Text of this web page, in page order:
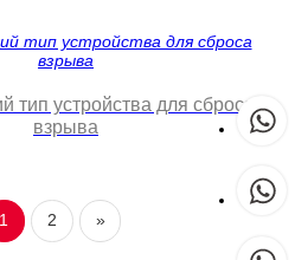
тип устройства для сброса
взрыва
1 2 »